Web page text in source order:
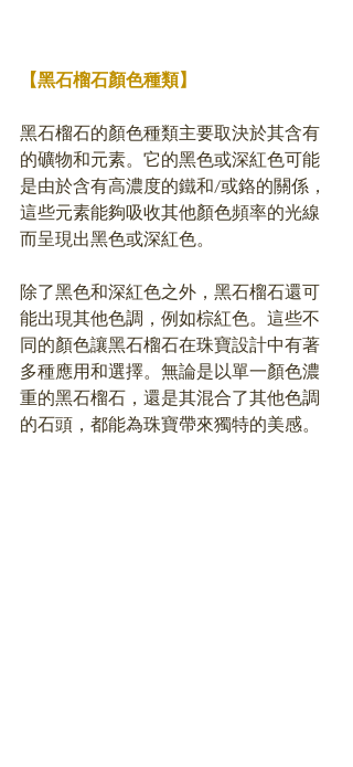
【黑石榴石顏色種類】
黑石榴石的顏色種類主要取決於其含有
的礦物和元素。它的黑色或深紅色可能
是由於含有高濃度的鐵和/或鉻的關係，
這些元素能夠吸收其他顏色頻率的光線
而呈現出黑色或深紅色。
除了黑色和深紅色之外，黑石榴石還可
能出現其他色調，例如棕紅色。這些不
同的顏色讓黑石榴石在珠寶設計中有著
多種應用和選擇。無論是以單一顏色濃
重的黑石榴石，還是其混合了其他色調
的石頭，都能為珠寶帶來獨特的美感。